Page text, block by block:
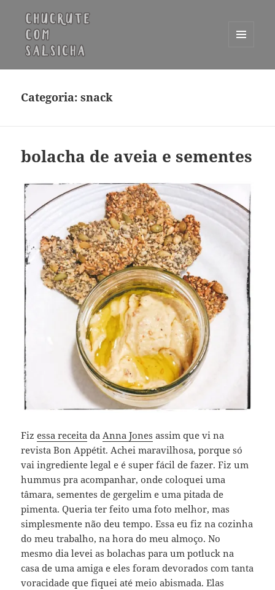
WIDGETS
Categoria:snack
bolacha de aveia e sementes
Fizessa receita daAnna Jones assim que vi na
revista Bon Appétit. Achei maravilhosa, porque só
vai ingrediente legal e é super fácil de fazer. Fiz um
hummus pra acompanhar, onde coloquei uma
tâmara, sementes de gergelim e uma pitada de
pimenta. Queria ter feito uma foto melhor, mas
simplesmente não deu tempo. Essa eu fiz na cozinha
do meu trabalho, na hora do meu almoço. No
mesmo dia levei as bolachas para um potluck na
casa de uma amiga e eles foram devorados com tanta
voracidade que fiquei até meio abismada. Elas